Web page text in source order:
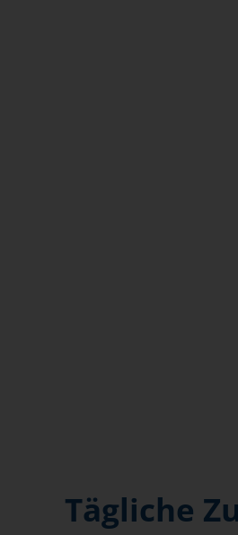
Tägliche